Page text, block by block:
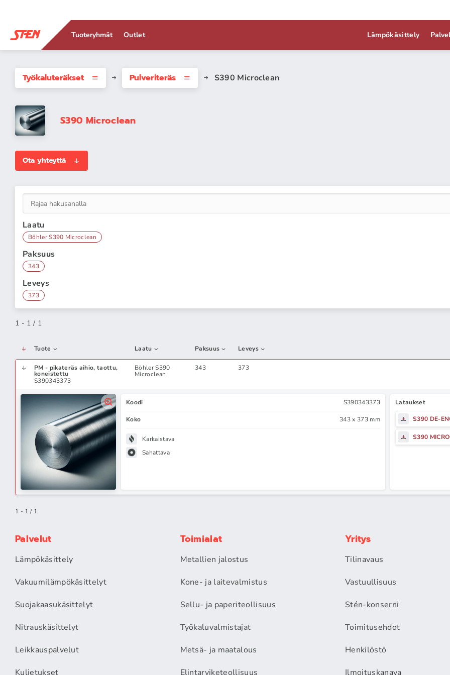
Tuoteryhmät Outlet Lämpökäsittely
Työkaluteräkset Pulveriteräs S390 Microclean
S390 Microclean
Ota yhteyttä
Laatu
Böhler S390 Microclean
Paksuus
343
Leveys
373
1 - 1 / 1
Tuote Laatu Paksuus Leveys
PM - pikateräs aihio, taottu,
koneistettu
S390343373
Böhler S390
Microclean
343 373
Koodi S390343373
Koko 343 x 373 mm
Karkaistava
Sahattava
Lataukset
S390 DE-
S390
1 - 1 / 1
Palvelut
Lämpökäsittely
Vakuumilämpökäsittelyt
Suojakaasukäsittelyt
Nitrauskäsittelyt
Leikkauspalvelut
Kuljetukset
Toimialat
Metallien jalostus
Kone- ja laitevalmistus
Sellu- ja paperiteollisuus
Työkaluvalmistajat
Metsä- ja maatalous
Elintarviketeollisuus
Yritys
Tilinavaus
Vastuullisuus
Stén-konserni
Toimitusehdot
Henkilöstö
Ilmoituskanava